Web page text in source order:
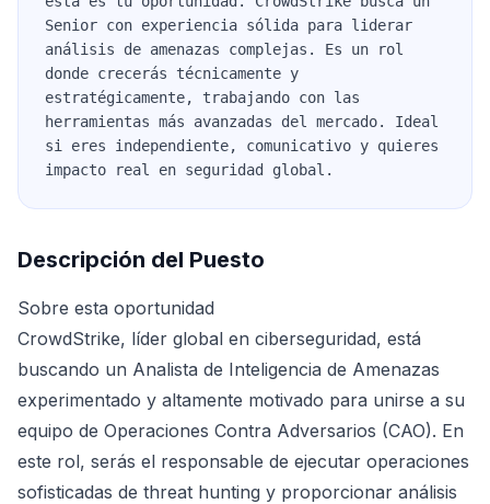
Senior con experiencia sólida para liderar
análisis de amenazas complejas. Es un rol
donde crecerás técnicamente y
estratégicamente, trabajando con las
herramientas más avanzadas del mercado. Ideal
si eres independiente, comunicativo y quieres
impacto real en seguridad global.
Descripción del Puesto
Sobre esta oportunidad
CrowdStrike, líder global en ciberseguridad, está
buscando un Analista de Inteligencia de Amenazas
experimentado y altamente motivado para unirse a su
equipo de Operaciones Contra Adversarios (CAO). En
este rol, serás el responsable de ejecutar operaciones
sofisticadas de threat hunting y proporcionar análisis